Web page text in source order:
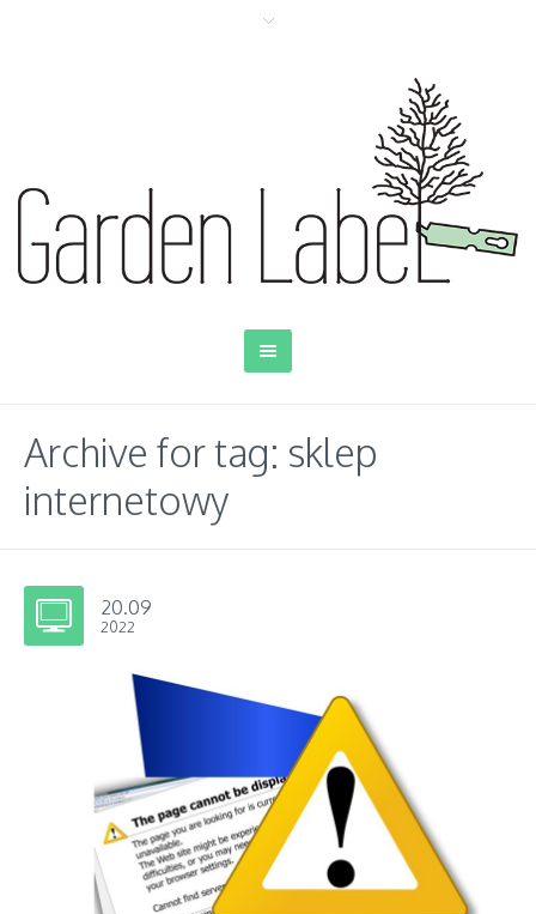
Archive for tag: sklep
internetowy
20.09
2022